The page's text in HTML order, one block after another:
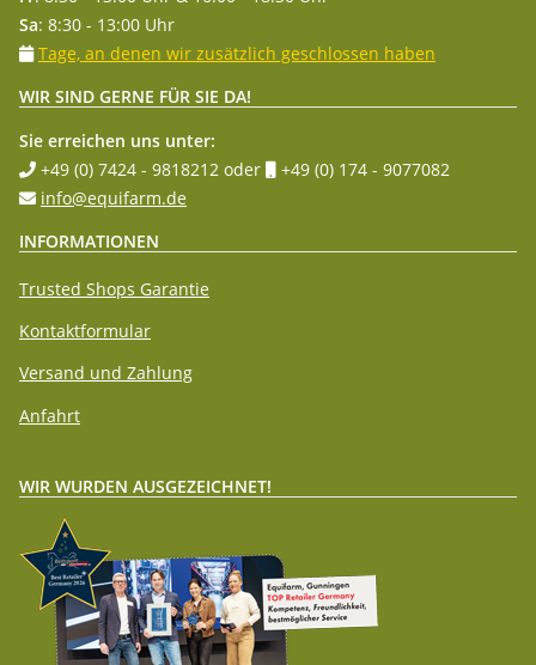
Sa: 8:30 - 13:00 Uhr
Tage, an denen wir zusätzlich geschlossen haben
WIR SIND GERNE FÜR SIE DA!
Sie erreichen uns unter:
+49 (0) 7424 - 9818212 oder
+49 (0) 174 - 9077082
info@equifarm.de
INFORMATIONEN
Trusted Shops Garantie
Kontaktformular
Versand und Zahlung
Anfahrt
WIR WURDEN AUSGEZEICHNET!